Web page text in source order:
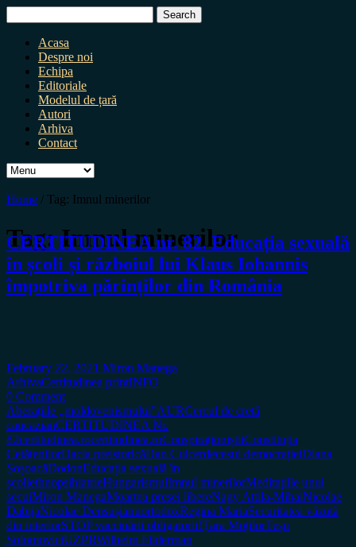
for:
Acasa
Despre noi
Echipa
Editoriale
Modelul de țară
Autori
Arhiva
Contact
Home / Tag: Imnul minerilor
Tag:Imnul minerilor
CERTITUDINEA nr. 82. Educația sexuală
în școli și războiul lui Klaus Iohannis
împotriva părinților din România
February 22, 2021 Miron Manega
ArhivaCertitudinea printINFO
0 Comment
Aberațiile „moldovenismului”AURCercul de cretă
caucazianCERTITUDINEA Nr.
82certitudinea.rocertitudinea.roConspiraționiștiiConstituția
CetățenilorDacia preistoricăDan Culcerdecesul democrațieiDiana
ȘoșoacăDodonEducația sexuală în
școliethnopsihiatrieHungarismulImnul minerilorMeditațiile unui
secuiMiron ManegaMoartea presei libereNagy Attila-MihaiNicolae
DabijaNicolae DensușianuortodoxRegina MariaSecuritatea văzută
din interiorSTOP vaccinării obligatorii!Țara MoțilorTeșu
SolomoviciUZPRWilhelm Filderman